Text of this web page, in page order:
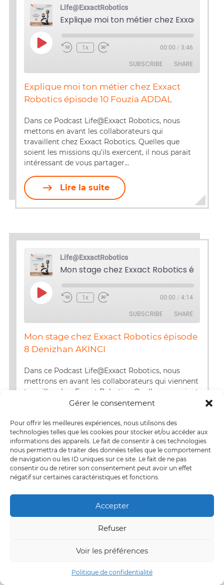
Gérer le consentement
Pour offrir les meilleures expériences, nous utilisons des
technologies telles que les cookies pour stocker et/ou accéder aux
informations des appareils. Le fait de consentir à ces technologies
nous permettra de traiter des données telles que le comportement
de navigation ou les ID uniques sur ce site. Le fait de ne pas
consentir ou de retirer son consentement peut avoir un effet
négatif sur certaines caractéristiques et fonctions.
Accepter
Refuser
Voir les préférences
Politique de confidentialité
Life@ExxactRobotics
Play
Episode
1x 00:00 / 3:46
SUBSCRIBE SHARE
RSS FEED
SHARE
EMBED
Explique moi ton métier chez Exxact
Robotics épisode 10 Fouzia ADDAL
Dans ce Podcast Life@Exxact Robotics, nous
mettons en avant les collaborateurs qui
travaillent chez Exxact Robotics. Quelles que
soient les missions qu'ils exercent, il nous parait
intéressant de vous partager…
Lire la suite
Life@ExxactRobotics
Play
Episode
1x 00:00 / 4:14
SUBSCRIBE SHARE
RSS FEED
SHARE
EMBED
Mon stage chez Exxact Robotics épisode
8 Denizhan AKINCI
Dans ce Podcast Life@Exxact Robotics, nous
mettrons en avant les collaborateurs qui viennent
travailler chez Exxact Robotics. Quelles que soient
les missions confiées et leur domaine d'activité,
Lire la suite
Life@ExxactRobotics
1x